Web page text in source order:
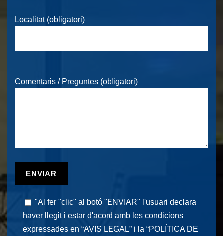
Localitat (obligatori)
Comentaris / Preguntes (obligatori)
"Al fer "clic" al botó "ENVIAR" l'usuari declara
haver llegit i estar d'acord amb les condicions
expressades en “AVIS LEGAL” i la “POLÍTICA DE